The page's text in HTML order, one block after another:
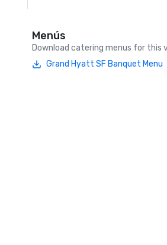
Menús
Download catering menus for this
Grand Hyatt SF Banquet Menu